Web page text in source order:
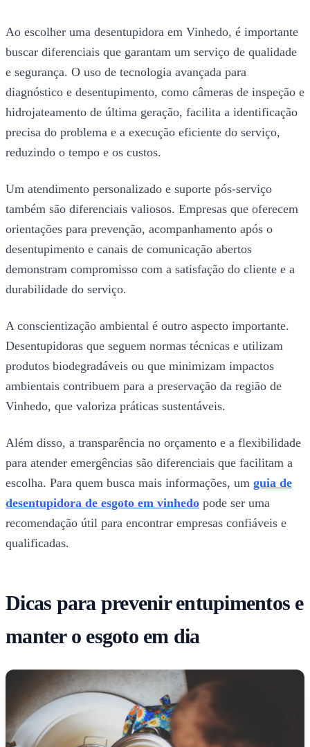
Ao escolher uma desentupidora em Vinhedo, é importante
buscar diferenciais que garantam um serviço de qualidade
e segurança. O uso de tecnologia avançada para
diagnóstico e desentupimento, como câmeras de inspeção e
hidrojateamento de última geração, facilita a identificação
precisa do problema e a execução eficiente do serviço,
reduzindo o tempo e os custos.
Um atendimento personalizado e suporte pós-serviço
também são diferenciais valiosos. Empresas que oferecem
orientações para prevenção, acompanhamento após o
desentupimento e canais de comunicação abertos
demonstram compromisso com a satisfação do cliente e a
durabilidade do serviço.
A conscientização ambiental é outro aspecto importante.
Desentupidoras que seguem normas técnicas e utilizam
produtos biodegradáveis ou que minimizam impactos
ambientais contribuem para a preservação da região de
Vinhedo, que valoriza práticas sustentáveis.
Além disso, a transparência no orçamento e a flexibilidade
para atender emergências são diferenciais que facilitam a
escolha. Para quem busca mais informações, um guia de
desentupidora de esgoto em vinhedo pode ser uma
recomendação útil para encontrar empresas confiáveis e
qualificadas.
Dicas para prevenir entupimentos e
manter o esgoto em dia